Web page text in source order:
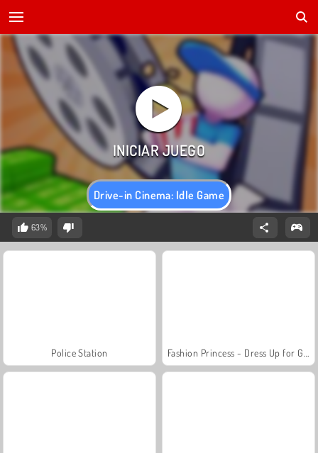
Drive-in Cinema: Idle Game
63%
Police Station